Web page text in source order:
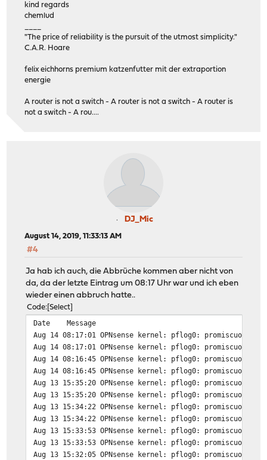
kind regards
chemlud
"The price of reliability is the pursuit of the utmost simplicity."
C.A.R. Hoare
felix eichhorns premium katzenfutter mit der extraportion
energie
A router is not a switch - A router is not a switch - A router is
not a switch - A rou....
DJ_Mic
August 14, 2019, 11:33:13 AM
#4
Ja hab ich auch, die Abbrüche kommen aber nicht von
da, da der letzte Eintrag um 08:17 Uhr war und ich eben
wieder einen abbruch hatte..
Code Select
Date
Message
Aug 14 08:17:01 OPNsense kernel: pflog0: promiscuous
Aug 14 08:17:01 OPNsense kernel: pflog0: promiscuous
Aug 14 08:16:45 OPNsense kernel: pflog0: promiscuous
Aug 14 08:16:45 OPNsense kernel: pflog0: promiscuous
Aug 13 15:35:20 OPNsense kernel: pflog0: promiscuous
Aug 13 15:35:20 OPNsense kernel: pflog0: promiscuous
Aug 13 15:34:22 OPNsense kernel: pflog0: promiscuous
Aug 13 15:34:22 OPNsense kernel: pflog0: promiscuous
Aug 13 15:33:53 OPNsense kernel: pflog0: promiscuous
Aug 13 15:33:53 OPNsense kernel: pflog0: promiscuous
Aug 13 15:32:05 OPNsense kernel: pflog0: promiscuous